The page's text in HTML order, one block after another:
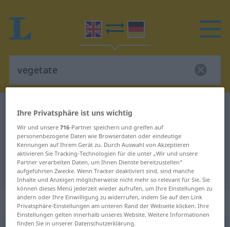
Englisch-Deutsch Wörterbuch
Englisch-Deutsch Übersetzung für
"vegetate"
"vegetate" Deutsch Übersetzung
„vegetate“: intransitive verb
Ihre Privatsphäre ist uns wichtig
Wir und unsere716-Partner speichern und greifen auf
personenbezogene Daten wie Browserdaten oder eindeutige
Kennungen auf Ihrem Gerät zu. Durch Auswahl von Akzeptieren
aktivieren Sie Tracking-Technologien für die unter „Wir und unsere
Partner verarbeiten Daten, um Ihnen Dienste bereitzustellen“
aufgeführten Zwecke. Wenn Tracker deaktiviert sind, sind manche
Inhalte und Anzeigen möglicherweise nicht mehr so relevant für Sie. Sie
können dieses Menü jederzeit wieder aufrufen, um Ihre Einstellungen zu
ändern oder Ihre Einwilligung zu widerrufen, indem Sie auf den Link
Privatsphäre-Einstellungen am unteren Rand der Webseite klicken. Ihre
Einstellungen gelten innerhalb unseres Website. Weitere Informationen
finden Sie in unserer Datenschutzerklärung.